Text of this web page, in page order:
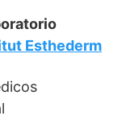
Esthederm